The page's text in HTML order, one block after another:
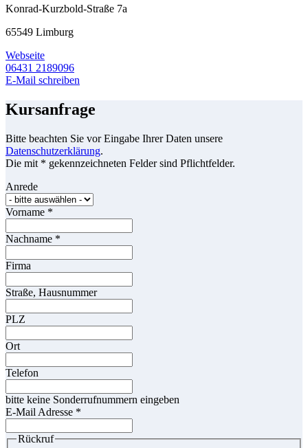
Konrad-Kurzbold-Straße 7a
65549 Limburg
Webseite
06431 2189096
E-Mail schreiben
Kursanfrage
Bitte beachten Sie vor Eingabe Ihrer Daten unsere
Datenschutzerklärung.
Die mit * gekennzeichneten Felder sind Pflichtfelder.
Anrede
Vorname *
Nachname *
Firma
Straße, Hausnummer
PLZ
Ort
Telefon
bitte keine Sonderrufnummern eingeben
E-Mail Adresse *
Rückruf